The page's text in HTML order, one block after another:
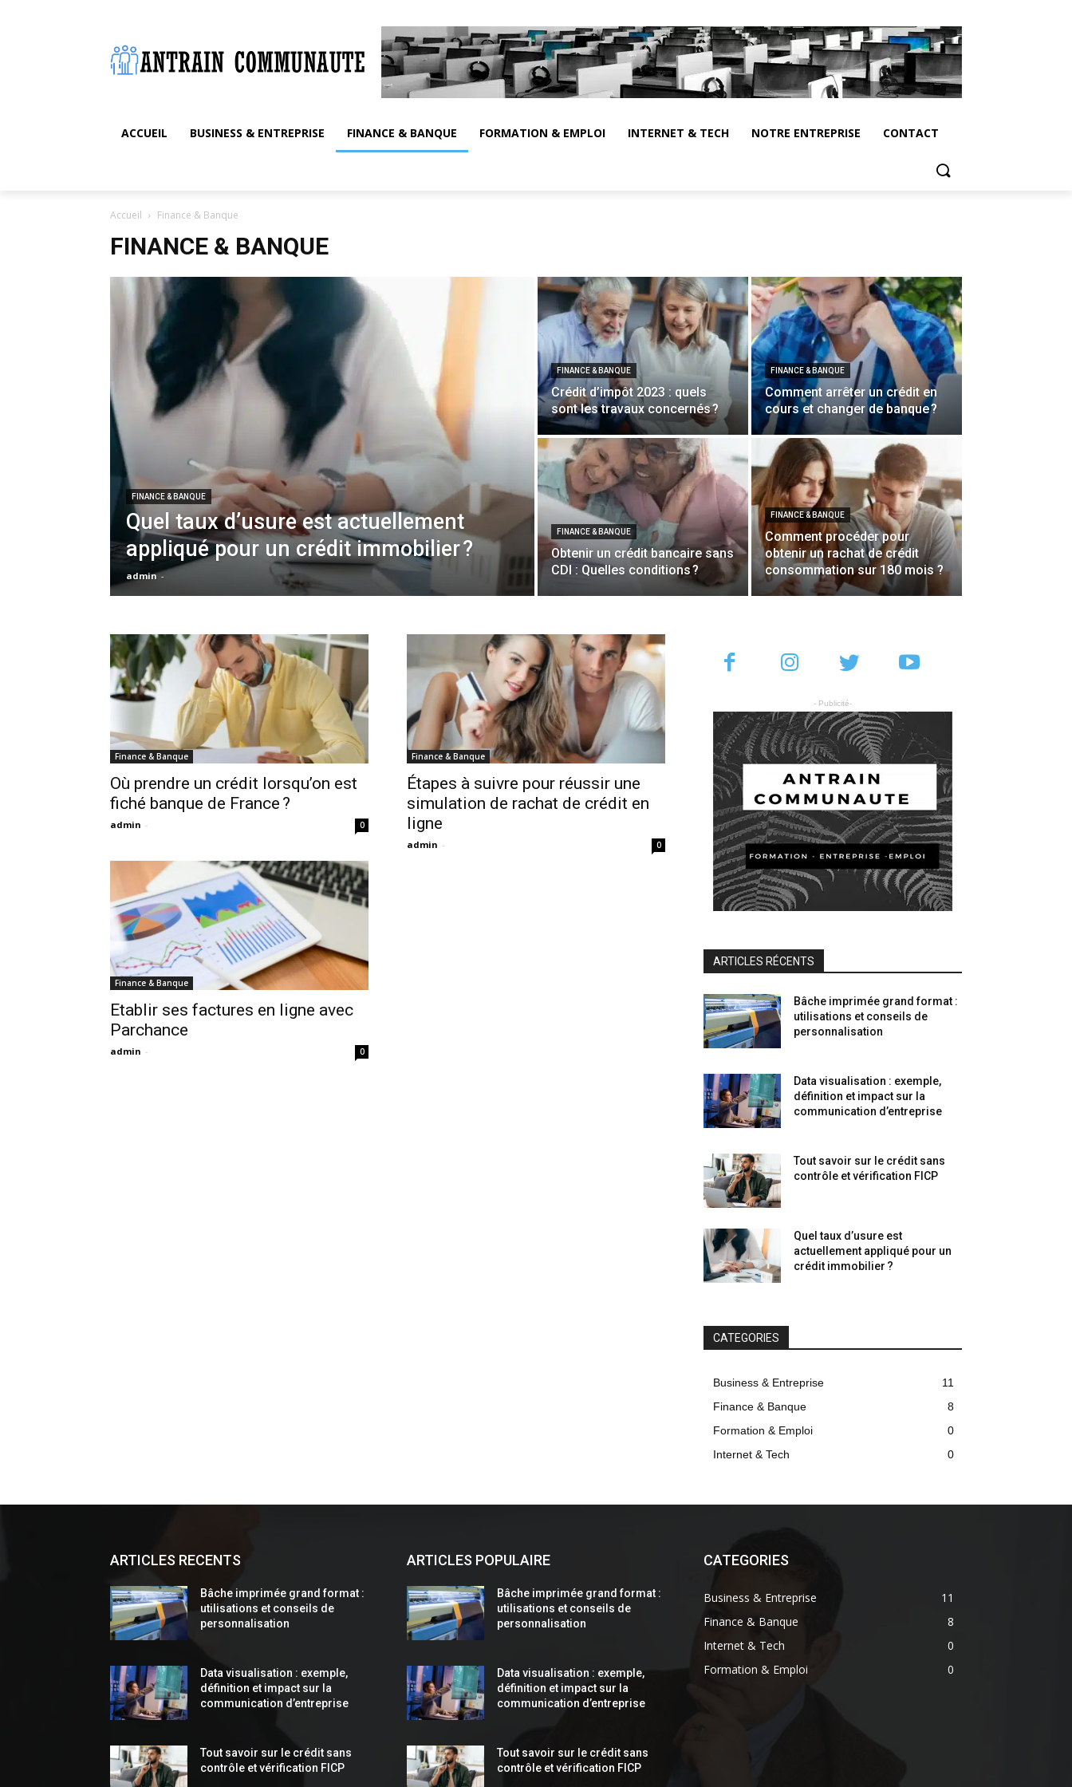
ACCUEIL BUSINESS & ENTREPRISE FINANCE & BANQUE FORMATION & EMPLOI INTERNET & TECH NOTRE ENTREPRISE CONTACT
Accueil Finance & Banque
FINANCE & BANQUE
FINANCE & BANQUE
Quel taux d’usure est actuellement
appliqué pour un crédit immobilier ?
admin -
FINANCE & BANQUE
Crédit d’impôt 2023 : quels
sont les travaux concernés ?
FINANCE & BANQUE
Comment arrêter un crédit en
cours et changer de banque ?
FINANCE & BANQUE
Obtenir un crédit bancaire sans
CDI : Quelles conditions ?
FINANCE & BANQUE
Comment procéder pour
obtenir un rachat de crédit
consommation sur 180 mois ?
Finance & Banque
Où prendre un crédit lorsqu’on est
fiché banque de France ?
admin - 0
Finance & Banque
Étapes à suivre pour réussir une
simulation de rachat de crédit en
ligne
admin - 0
Finance & Banque
Etablir ses factures en ligne avec
Parchance
admin - 0
- Publicité-
ARTICLES RÉCENTS
Bâche imprimée grand format :
utilisations et conseils de
personnalisation
Data visualisation : exemple,
définition et impact sur la
communication d’entreprise
Tout savoir sur le crédit sans
contrôle et vérification FICP
Quel taux d’usure est
actuellement appliqué pour un
crédit immobilier ?
CATEGORIES
Business & Entreprise
11
Finance & Banque
8
Formation & Emploi
0
Internet & Tech
0
ARTICLES RECENTS
Bâche imprimée grand format :
utilisations et conseils de
personnalisation
Data visualisation : exemple,
définition et impact sur la
communication d’entreprise
Tout savoir sur le crédit sans
contrôle et vérification FICP
ARTICLES POPULAIRE
Bâche imprimée grand format :
utilisations et conseils de
personnalisation
Data visualisation : exemple,
définition et impact sur la
communication d’entreprise
Tout savoir sur le crédit sans
contrôle et vérification FICP
CATEGORIES
Business & Entreprise
11
Finance & Banque
8
Internet & Tech
0
Formation & Emploi
0